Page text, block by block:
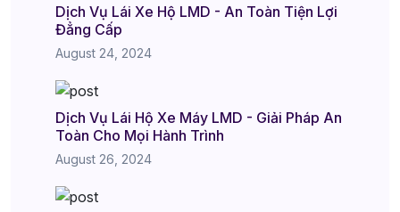
Dịch Vụ Lái Xe Hộ LMD - An Toàn Tiện Lợi
Đẳng Cấp
August 24, 2024
Dịch Vụ Lái Hộ Xe Máy LMD - Giải Pháp An
Toàn Cho Mọi Hành Trình
August 26, 2024